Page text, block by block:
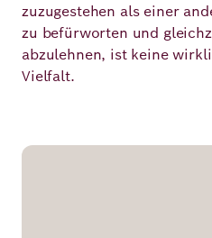
zuzugestehen als einer
zu befürworten und
abzulehnen, ist keine
Vielfalt.